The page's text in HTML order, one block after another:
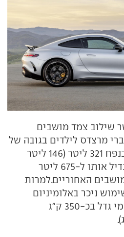
שילוב צמד מושבים
מרצדס לילדים בגובה של
עד 1.5 מטר. תא מטען בנפח 321 ליטר (146 ליטר
יותר) עם אפשרות להגדיל אותו ל-675 ליטר
האחוריים.למרות
ניכר באלומיניום
ומגנזיום, המשקל העצמי גדל בכ-350 ק"ג